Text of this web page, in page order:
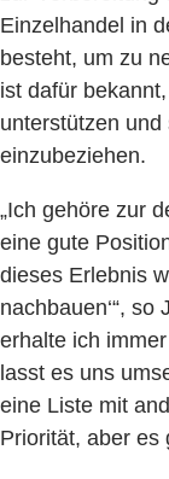
Einzelhandel in
besteht, um zu
ist dafür
unterstützen
einzubeziehen.
„Ich gehöre zur
eine gute
dieses Erlebnis
nachbauen‘“,
erhalte ich
lasst es uns
eine Liste mit
Priorität, aber es